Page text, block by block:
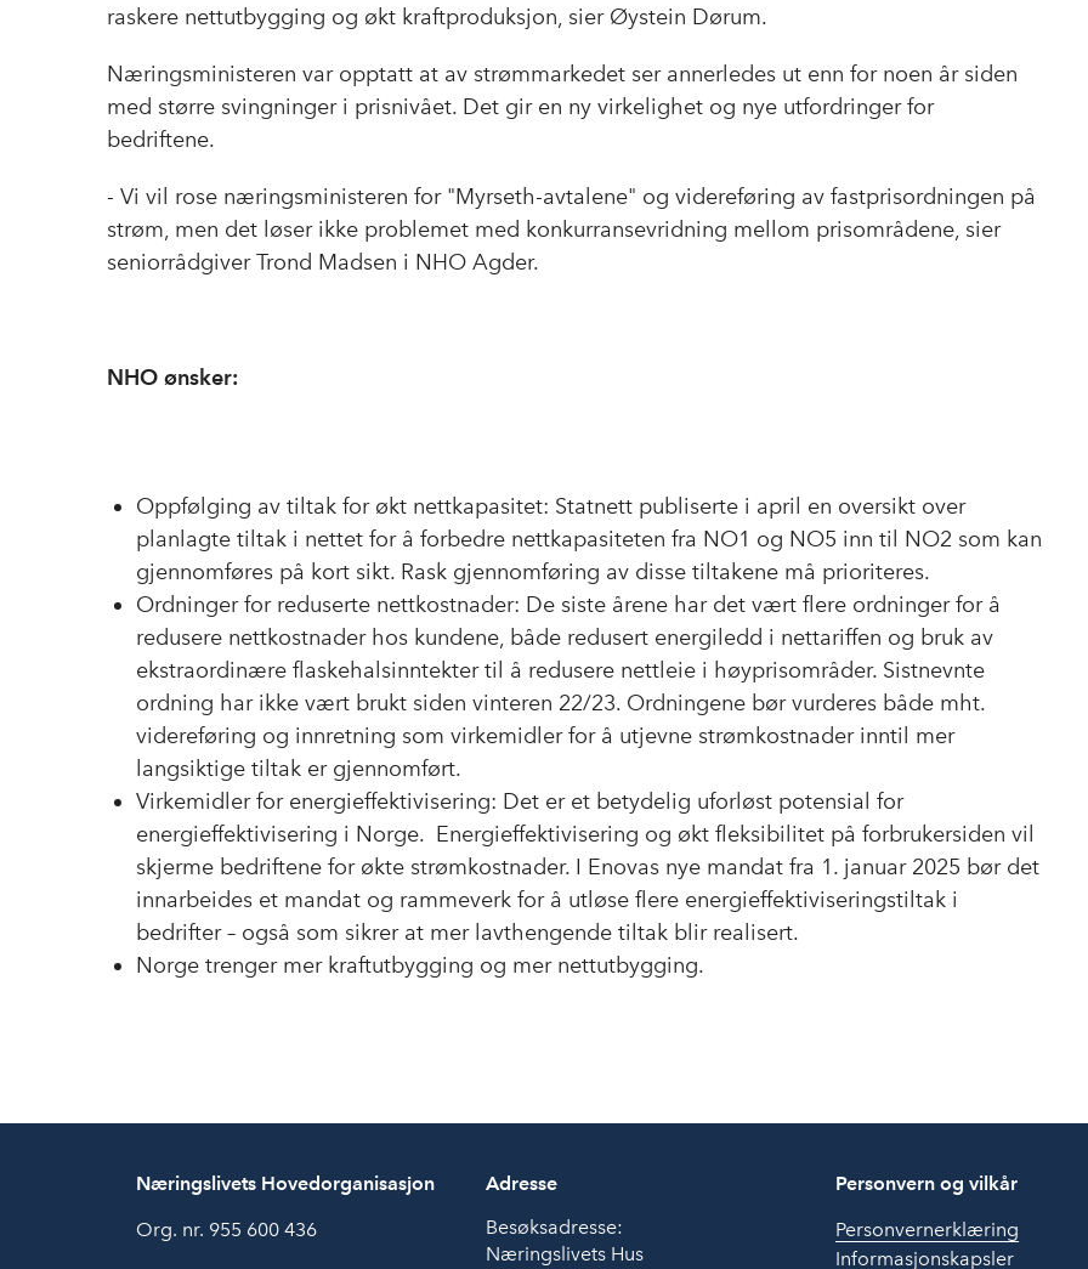
raskere nettutbygging og økt kraftproduksjon, sier Øystein Dørum.
Næringsministeren var opptatt at av strømmarkedet ser annerledes ut enn for noen år siden
med større svingninger i prisnivået. Det gir en ny virkelighet og nye utfordringer for
bedriftene.
- Vi vil rose næringsministeren for "Myrseth-avtalene" og videreføring av fastprisordningen på
strøm, men det løser ikke problemet med konkurransevridning mellom prisområdene, sier
seniorrådgiver Trond Madsen i NHO Agder.
NHO ønsker:
Oppfølging av tiltak for økt nettkapasitet: Statnett publiserte i april en oversikt over
planlagte tiltak i nettet for å forbedre nettkapasiteten fra NO1 og NO5 inn til NO2 som kan
gjennomføres på kort sikt. Rask gjennomføring av disse tiltakene må prioriteres.
Ordninger for reduserte nettkostnader: De siste årene har det vært flere ordninger for å
redusere nettkostnader hos kundene, både redusert energiledd i nettariffen og bruk av
ekstraordinære flaskehalsinntekter til å redusere nettleie i høyprisområder. Sistnevnte
ordning har ikke vært brukt siden vinteren 22/23. Ordningene bør vurderes både mht.
videreføring og innretning som virkemidler for å utjevne strømkostnader inntil mer
langsiktige tiltak er gjennomført.
Virkemidler for energieffektivisering: Det er et betydelig uforløst potensial for
energieffektivisering i Norge. Energieffektivisering og økt fleksibilitet på forbrukersiden vil
skjerme bedriftene for økte strømkostnader. I Enovas nye mandat fra 1. januar 2025 bør det
innarbeides et mandat og rammeverk for å utløse flere energieffektiviseringstiltak i
bedrifter – også som sikrer at mer lavthengende tiltak blir realisert.
Norge trenger mer kraftutbygging og mer nettutbygging.
Næringslivets Hovedorganisasjon
Org. nr. 955 600 436
Adresse
Besøksadresse:
Næringslivets Hus
Personvern og vilkår
Personvernerklæring
Informasjonskapsler